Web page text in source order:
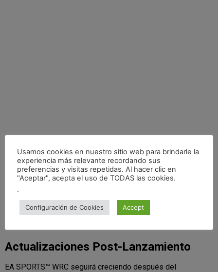
Actualizaciones Post-Lanzamiento
EA SPORTS™ WRC seguirá creciendo después del
Usamos cookies en nuestro sitio web para brindarle la
experiencia más relevante recordando sus
preferencias y visitas repetidas. Al hacer clic en
"Aceptar", acepta el uso de TODAS las cookies.
.
Configuración de Cookies Accept